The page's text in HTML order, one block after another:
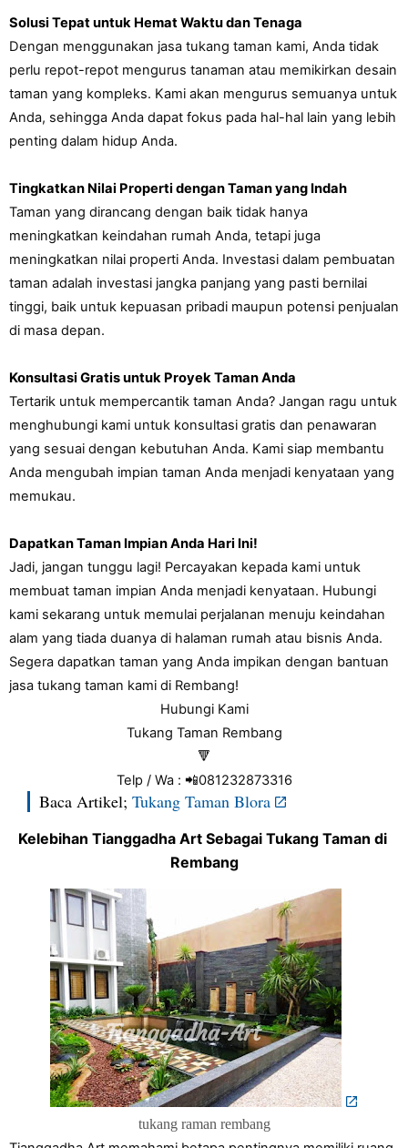
Solusi Tepat untuk Hemat Waktu dan Tenaga
Dengan menggunakan jasa tukang taman kami, Anda tidak
perlu repot-repot mengurus tanaman atau memikirkan desain
taman yang kompleks. Kami akan mengurus semuanya untuk
Anda, sehingga Anda dapat fokus pada hal-hal lain yang lebih
penting dalam hidup Anda.
Tingkatkan Nilai Properti dengan Taman yang Indah
Taman yang dirancang dengan baik tidak hanya
meningkatkan keindahan rumah Anda, tetapi juga
meningkatkan nilai properti Anda. Investasi dalam pembuatan
taman adalah investasi jangka panjang yang pasti bernilai
tinggi, baik untuk kepuasan pribadi maupun potensi penjualan
di masa depan.
Konsultasi Gratis untuk Proyek Taman Anda
Tertarik untuk mempercantik taman Anda? Jangan ragu untuk
menghubungi kami untuk konsultasi gratis dan penawaran
yang sesuai dengan kebutuhan Anda. Kami siap membantu
Anda mengubah impian taman Anda menjadi kenyataan yang
memukau.
Dapatkan Taman Impian Anda Hari Ini!
Jadi, jangan tunggu lagi! Percayakan kepada kami untuk
membuat taman impian Anda menjadi kenyataan. Hubungi
kami sekarang untuk memulai perjalanan menuju keindahan
alam yang tiada duanya di halaman rumah atau bisnis Anda.
Segera dapatkan taman yang Anda impikan dengan bantuan
jasa tukang taman kami di Rembang!
Hubungi Kami
Tukang Taman Rembang
🔻
Telp / Wa : 📲081232873316
Baca Artikel; Tukang Taman Blora
Kelebihan Tianggadha Art Sebagai Tukang Taman di
Rembang
tukang raman rembang